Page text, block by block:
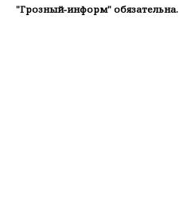
"Грозный-информ" обязательна.